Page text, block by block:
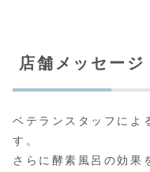
店舗メッセージ
ベテランスタッフによ
す。
さらに酵素風呂の効果